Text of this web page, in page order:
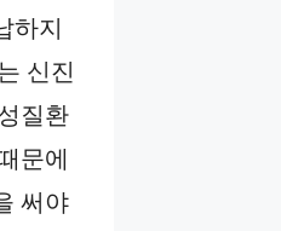
하지
신진
질환
문에
써야